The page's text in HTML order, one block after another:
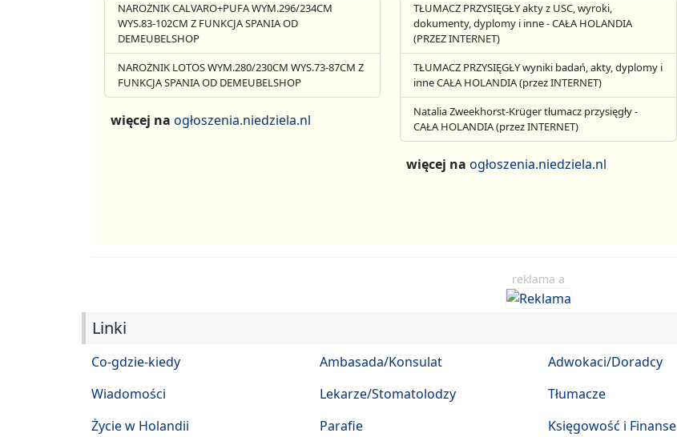
NAROŻNIK CALVARO+PUFA WYM.296/234CM
WYS.83-102CM Z FUNKCJA SPANIA OD
DEMEUBELSHOP
NAROŻNIK LOTOS WYM.280/230CM WYS.73-87CM Z
FUNKCJA SPANIA OD DEMEUBELSHOP
więcej na ogłoszenia.niedziela.nl
TŁUMACZ PRZYSIĘGŁY akty z USC, wyroki,
dokumenty, dyplomy i inne - CAŁA HOLANDIA
(PRZEZ INTERNET)
TŁUMACZ PRZYSIĘGŁY wyniki badań, akty, dyplomy i
inne CAŁA HOLANDIA (przez INTERNET)
Natalia Zweekhorst-Krüger tłumacz przysięgły -
CAŁA HOLANDIA (przez INTERNET)
więcej naogłoszenia.niedziela.nl
reklama a
Linki
Co-gdzie-kiedy
Wiadomości
Życie w Holandii
Ambasada/Konsulat
Lekarze/Stomatolodzy
Parafie
Adwokaci/Doradcy
Tłumacze
Księgowość i Finanse